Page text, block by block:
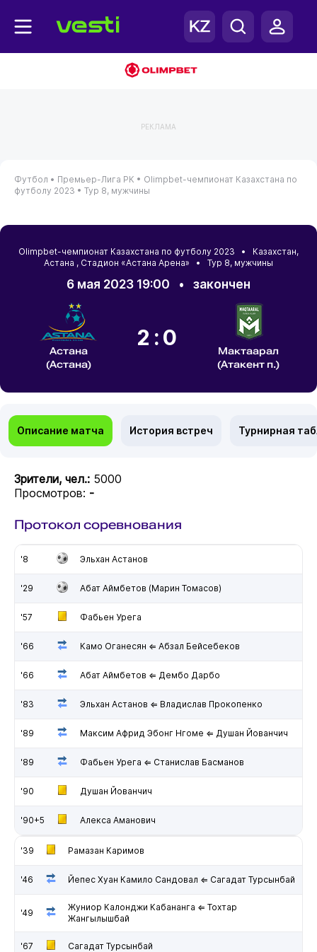
РЕКЛАМА
Футбол • Премьер-Лига РК • Olimpbet-чемпионат Казахстана по
футболу 2023 • Тур 8, мужчины
Olimpbet-чемпионат Казахстана по футболу 2023 • Казахстан,
Астана , Стадион «Астана Арена» • Тур 8, мужчины
6 мая 2023 19:00 • закончен
Астана
(Астана)
2:0
Мактаарал
(Атакент п.)
Описание матча История встреч Турнирная
Зрители, чел.: 5000
Просмотров: -
Протокол соревнования
'8 Эльхан Астанов
'29 Абат Аймбетов (Марин Томасов)
'57 Фабьен Урега
'66 Камо Оганесян ⇐ Абзал Бейсебеков
'66 Абат Аймбетов ⇐ Дембо Дарбо
'83 Эльхан Астанов ⇐ Владислав Прокопенко
'89 Максим Африд Эбонг Нгоме ⇐ Душан Йованчич
'89 Фабьен Урега ⇐ Станислав Басманов
'90 Душан Йованчич
'90+5 Алекса Аманович
'39 Рамазан Каримов
'46 Йепес Хуан Камило Сандовал ⇐ Сагадат Турсынбай
'49
Жуниор Калонджи Кабананга ⇐ Тохтар
Жангылышбай
'67 Сагадат Турсынбай